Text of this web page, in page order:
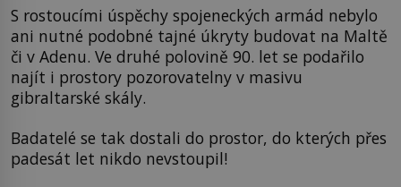
S rostoucími úspěchy spojeneckých armád nebylo
ani nutné podobné tajné úkryty budovat na Maltě
či v Adenu. Ve druhé polovině 90. let se podařilo
najít i prostory pozorovatelny v masivu
gibraltarské skály.
Badatelé se tak dostali do prostor, do kterých přes
padesát let nikdo nevstoupil!